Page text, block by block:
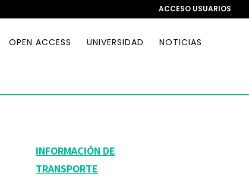
ACCESO USUARIOS
OPEN ACCESS UNIVERSIDAD NOTICIAS
INFORMACIÓN DE
TRANSPORTE